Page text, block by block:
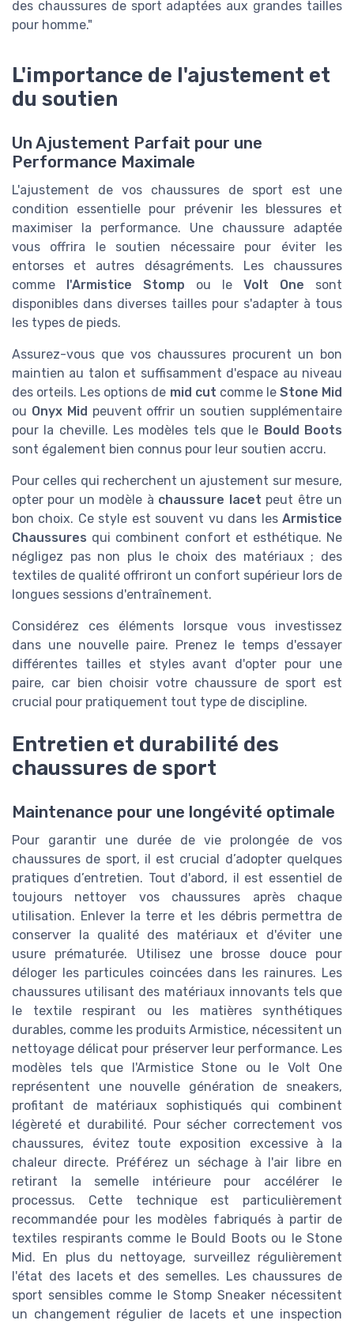
des chaussures de sport adaptées aux grandes tailles
pour homme."
L'importance de l'ajustement et
du soutien
Un Ajustement Parfait pour une
Performance Maximale
L'ajustement de vos chaussures de sport est une
condition essentielle pour prévenir les blessures et
maximiser la performance. Une chaussure adaptée
vous offrira le soutien nécessaire pour éviter les
entorses et autres désagréments. Les chaussures
comme l'Armistice Stomp ou le Volt One sont
disponibles dans diverses tailles pour s'adapter à tous
les types de pieds.
Assurez-vous que vos chaussures procurent un bon
maintien au talon et suffisamment d'espace au niveau
des orteils. Les options de mid cut comme le Stone Mid
ou Onyx Mid peuvent offrir un soutien supplémentaire
pour la cheville. Les modèles tels que le Bould Boots
sont également bien connus pour leur soutien accru.
Pour celles qui recherchent un ajustement sur mesure,
opter pour un modèle à chaussure lacet peut être un
bon choix. Ce style est souvent vu dans les Armistice
Chaussures qui combinent confort et esthétique. Ne
négligez pas non plus le choix des matériaux ; des
textiles de qualité offriront un confort supérieur lors de
longues sessions d'entraînement.
Considérez ces éléments lorsque vous investissez
dans une nouvelle paire. Prenez le temps d'essayer
différentes tailles et styles avant d'opter pour une
paire, car bien choisir votre chaussure de sport est
crucial pour pratiquement tout type de discipline.
Entretien et durabilité des
chaussures de sport
Maintenance pour une longévité optimale
Pour garantir une durée de vie prolongée de vos
chaussures de sport, il est crucial d’adopter quelques
pratiques d’entretien. Tout d'abord, il est essentiel de
toujours nettoyer vos chaussures après chaque
utilisation. Enlever la terre et les débris permettra de
conserver la qualité des matériaux et d'éviter une
usure prématurée. Utilisez une brosse douce pour
déloger les particules coincées dans les rainures. Les
chaussures utilisant des matériaux innovants tels que
le textile respirant ou les matières synthétiques
durables, comme les produits Armistice, nécessitent un
nettoyage délicat pour préserver leur performance. Les
modèles tels que l'Armistice Stone ou le Volt One
représentent une nouvelle génération de sneakers,
profitant de matériaux sophistiqués qui combinent
légèreté et durabilité. Pour sécher correctement vos
chaussures, évitez toute exposition excessive à la
chaleur directe. Préférez un séchage à l'air libre en
retirant la semelle intérieure pour accélérer le
processus. Cette technique est particulièrement
recommandée pour les modèles fabriqués à partir de
textiles respirants comme le Bould Boots ou le Stone
Mid. En plus du nettoyage, surveillez régulièrement
l'état des lacets et des semelles. Les chaussures de
sport sensibles comme le Stomp Sneaker nécessitent
un changement régulier de lacets et une inspection